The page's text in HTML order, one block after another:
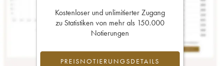
Kostenloser und unlimitierter Zugang
zu Statistiken von mehr als 150.000
Notierungen
PREISNOTIERUNGSDETAILS